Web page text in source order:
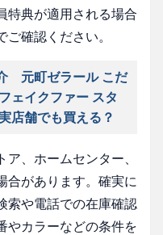
特典が適用される場合
確認ください。
元町ゼラール こだ
ェイクファー スタ
店舗でも買える？
、ホームセンター、
合があります。確実に
索や電話での在庫確認
やカラーなどの条件を